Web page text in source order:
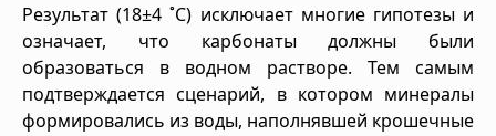
Результат (18±4 ˚C) исключает многие гипотезы и
означает, что карбонаты должны были
образоваться в водном растворе. Тем самым
подтверждается сценарий, в котором минералы
формировались из воды, наполнявшей крошечные